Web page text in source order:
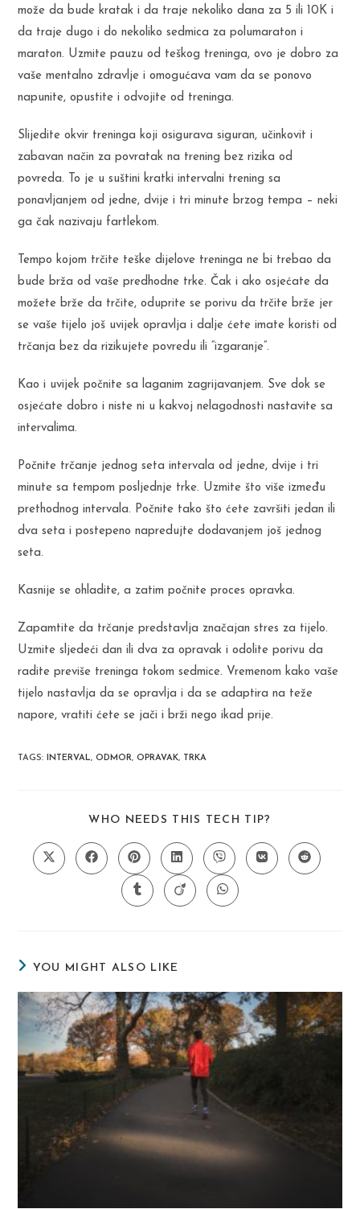
može da bude kratak i da traje nekoliko dana za 5 ili 10K i
da traje dugo i do nekoliko sedmica za polumaraton i
maraton. Uzmite pauzu od teškog treninga, ovo je dobro za
vaše mentalno zdravlje i omogućava vam da se ponovo
napunite, opustite i odvojite od treninga.
Slijedite okvir treninga koji osigurava siguran, učinkovit i
zabavan način za povratak na trening bez rizika od
povreda. To je u suštini kratki intervalni trening sa
ponavljanjem od jedne, dvije i tri minute brzog tempa – neki
ga čak nazivaju fartlekom.
Tempo kojom trčite teške dijelove treninga ne bi trebao da
bude brža od vaše predhodne trke. Čak i ako osjećate da
možete brže da trčite, oduprite se porivu da trčite brže jer
se vaše tijelo još uvijek opravlja i dalje ćete imate koristi od
trčanja bez da rizikujete povredu ili “izgaranje”.
Kao i uvijek počnite sa laganim zagrijavanjem. Sve dok se
osjećate dobro i niste ni u kakvoj nelagodnosti nastavite sa
intervalima.
Počnite trčanje jednog seta intervala od jedne, dvije i tri
minute sa tempom posljednje trke. Uzmite što više između
prethodnog intervala. Počnite tako što ćete završiti jedan ili
dva seta i postepeno napredujte dodavanjem još jednog
seta.
Kasnije se ohladite, a zatim počnite proces opravka.
Zapamtite da trčanje predstavlja značajan stres za tijelo.
Uzmite sljedeći dan ili dva za opravak i odolite porivu da
radite previše treninga tokom sedmice. Vremenom kako vaše
tijelo nastavlja da se opravlja i da se adaptira na teže
napore, vratiti ćete se jači i brži nego ikad prije.
TAGS: INTERVAL, ODMOR, OPRAVAK, TRKA
WHO NEEDS THIS TECH TIP?
CONTENT
Opens
in
Opens
in
Opens
in
a
new
window
Opens
in
a
new
window
Opens
in
a
new
window
Opens
in
Opens
in
Opens
in
Opens
in
Opens
in
YOU MIGHT ALSO LIKE